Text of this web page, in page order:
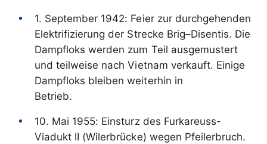
1. September 1942: Feier zur durchgehenden
Elektrifizierung der Strecke Brig–Disentis. Die
Dampfloks werden zum Teil ausgemustert
und teilweise nach Vietnam verkauft. Einige
Dampfloks bleiben weiterhin in
Betrieb.
10. Mai 1955: Einsturz des Furkareuss-
Viadukt II (Wilerbrücke) wegen Pfeilerbruch.